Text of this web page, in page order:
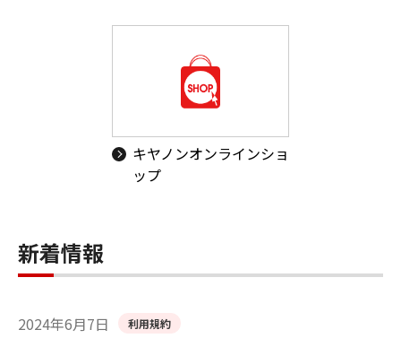
キヤノンオンラインショ
ップ
新着情報
2024年6月7日 利用規約